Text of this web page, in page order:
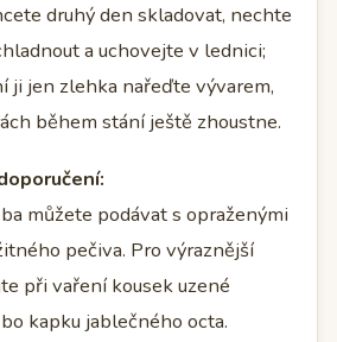
druhý den skladovat, nechte
a uchovejte v lednici;
ji jen zlehka nařeďte vývarem,
během stání ještě zhoustne.
můžete podávat s opraženými
pečiva. Pro výraznější
při vaření kousek uzené
kapku jablečného octa.